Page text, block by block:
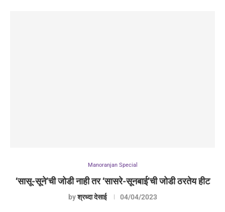
Manoranjan Special
‘सासू-सूने’ची जोडी नाही तर ‘सासरे-सूनबाई’ची जोडी ठरतेय हीट
byश्रध्दा देसाई 04/04/2023